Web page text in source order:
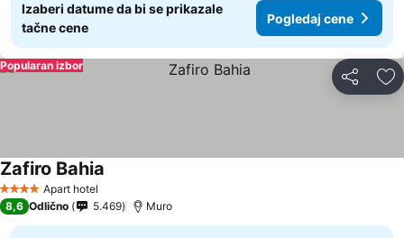
Izaberi datume da bi se prikazale
tačne cene
Pogledaj cene
Deli
Popularan izbor
4 ZvezdiceApart hotel
Zafiro Bahia
8,6 Odlično 5.469 Muro